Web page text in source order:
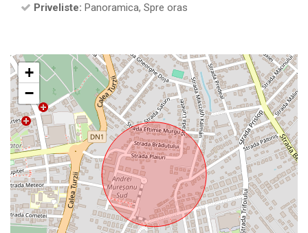
Priveliste: Panoramica, Spre oras
+
−